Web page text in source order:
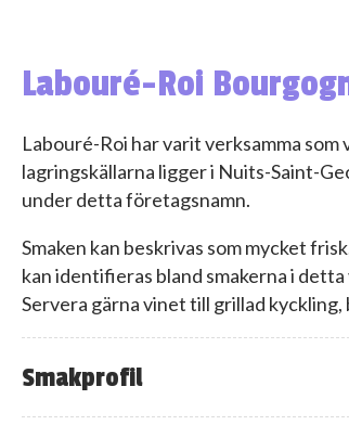
Labouré-Roi
Labouré-Roi har varit verksamma
lagringskällarna ligger i Nuits-Saint-
under detta företagsnamn.
Smaken kan beskrivas som mycket
kan identifieras bland smakerna i detta
Servera gärna vinet till grillad
Smakprofil